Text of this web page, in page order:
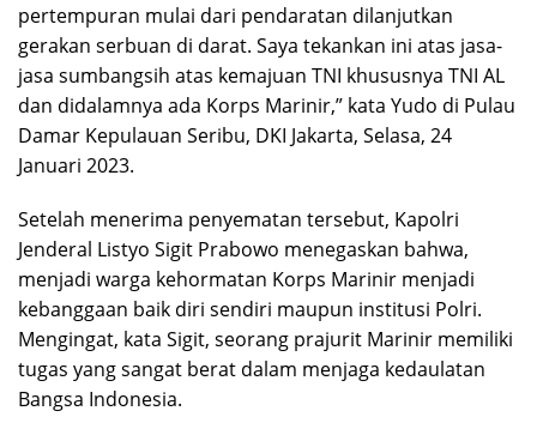
pertempuran mulai dari pendaratan dilanjutkan
gerakan serbuan di darat. Saya tekankan ini atas jasa-
jasa sumbangsih atas kemajuan TNI khususnya TNI AL
dan didalamnya ada Korps Marinir,” kata Yudo di Pulau
Damar Kepulauan Seribu, DKI Jakarta, Selasa, 24
Januari 2023.
Setelah menerima penyematan tersebut, Kapolri
Jenderal Listyo Sigit Prabowo menegaskan bahwa,
menjadi warga kehormatan Korps Marinir menjadi
kebanggaan baik diri sendiri maupun institusi Polri.
Mengingat, kata Sigit, seorang prajurit Marinir memiliki
tugas yang sangat berat dalam menjaga kedaulatan
Bangsa Indonesia.